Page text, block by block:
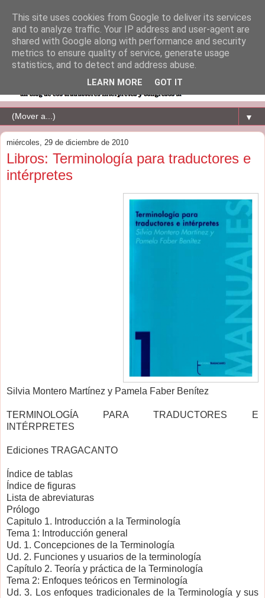
▼
miércoles, 29 de diciembre de 2010
Libros: Terminología para traductores e
intérpretes
Silvia Montero Martínez y Pamela Faber Benítez
TERMINOLOGÍA PARA TRADUCTORES E
INTÉRPRETES
Ediciones TRAGACANTO
Índice de tablas
Índice de figuras
Lista de abreviaturas
Prólogo
Capitulo 1. Introducción a la Terminología
Tema 1: Introducción general
Ud. 1. Concepciones de la Terminología
Ud. 2. Funciones y usuarios de la terminología
Capítulo 2. Teoría y práctica de la Terminología
Tema 2: Enfoques teóricos en Terminología
Ud. 3. Los enfoques tradicionales de la Terminología y sus
This site uses cookies from Google to deliver its services
and to analyze traffic. Your IP address and user-agent are
shared with Google along with performance and security
metrics to ensure quality of service, generate usage
statistics, and to detect and address abuse.
LEARN MORE GOT IT